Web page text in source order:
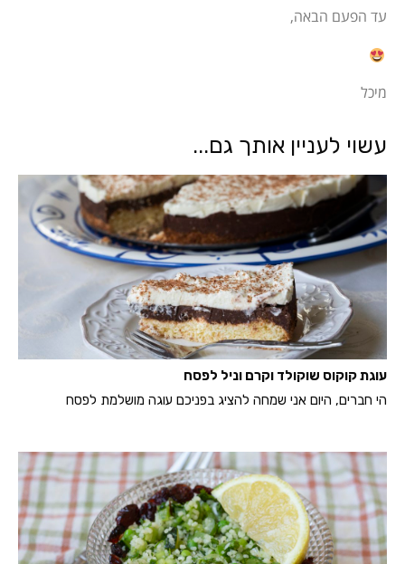
עד הפעם הבאה,
מיכל
עשוי לעניין אותך גם...
עוגת קוקוס שוקולד וקרם וניל לפסח
הי חברים, היום אני שמחה להציג בפניכם עוגה מושלמת לפסח